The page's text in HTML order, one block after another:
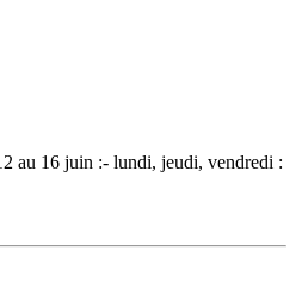
au 16 juin :- lundi, jeudi, vendredi :